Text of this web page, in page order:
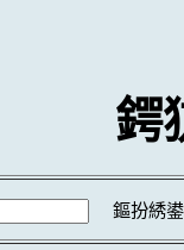
鍔
鏂扮綉